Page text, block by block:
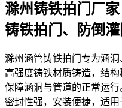
滁州铸铁拍门厂
铸铁拍门、防倒灌
滁州涵管铸铁拍门专为涵
高强度铸铁材质铸造，结构
保障涵洞与管道的正常运行
密封性强，安装便捷，适